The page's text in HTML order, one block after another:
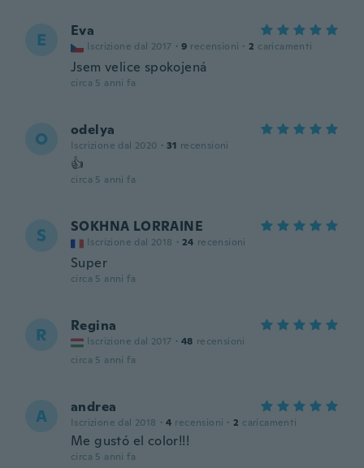
E Eva
Iscrizione dal 2017 · 9 recensioni · 2 caricamenti
Jsem velice spokojená
circa 5 anni fa
O odelya
Iscrizione dal 2020 · 31 recensioni
👍
circa 5 anni fa
S SOKHNA LORRAINE
Iscrizione dal 2018 · 24 recensioni
Super
circa 5 anni fa
R Regina
Iscrizione dal 2017 · 48 recensioni
circa 5 anni fa
A andrea
Iscrizione dal 2018 · 4 recensioni · 2 caricamenti
Me gustó el color!!!
circa 5 anni fa